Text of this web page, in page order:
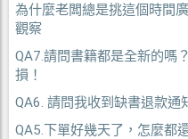
為什麼老闆總是挑這個時間
觀察
QA7.請問書籍都是全新的嗎
損！
QA6. 請問我收到缺書退款通
QA5.下單好幾天了，怎麼都